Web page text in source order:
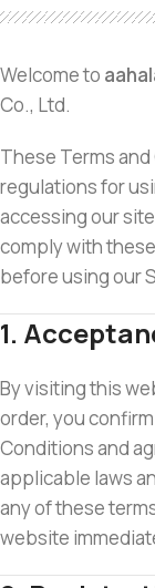
Welcome to
Co., Ltd.
These Terms
regulations for
accessing our
comply with
before using our
1.
By visiting this
order, you
Conditions and
applicable laws
any of these
website